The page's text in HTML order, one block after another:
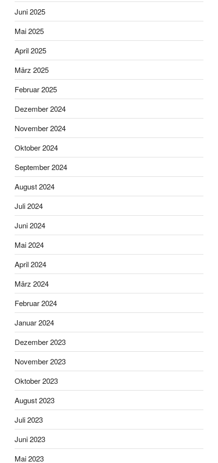
Juni 2025
Mai 2025
April 2025
März 2025
Februar 2025
Dezember 2024
November 2024
Oktober 2024
September 2024
August 2024
Juli 2024
Juni 2024
Mai 2024
April 2024
März 2024
Februar 2024
Januar 2024
Dezember 2023
November 2023
Oktober 2023
August 2023
Juli 2023
Juni 2023
Mai 2023